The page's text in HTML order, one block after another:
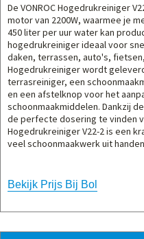
De VONROC Hogedrukreiniger
motor van 2200W, waarmee je
450 liter per uur water kan
hogedrukreiniger ideaal voor
daken, terrassen, auto's, fietsen,
Hogedrukreiniger wordt
terrasreiniger, een
en een afstelknop voor het
schoonmaakmiddelen. Dankzij
de perfecte dosering te vinden
Hogedrukreiniger V22-2 is een
veel schoonmaakwerk uit
Bekijk Prijs Bij Bol